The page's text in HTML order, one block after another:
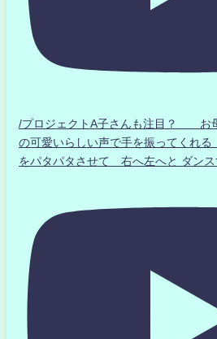
/プロジェクトA子さんも注目？ お
の可愛いらしい声で手を振ってくれ
をパタパタさせて 右へ左へと ダンス